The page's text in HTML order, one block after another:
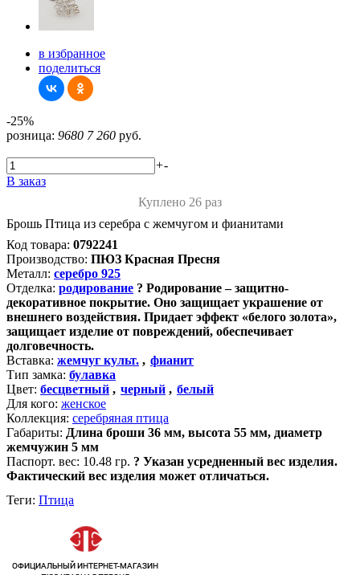
в избранное
поделиться
-25%
розница: 9680 7 260 руб.
+-
В заказ
Куплено 26 раз
Брошь Птица из серебра с жемчугом и фианитами
Код товара: 0792241
Производство: ПЮЗ Красная Пресня
Металл: серебро 925
Отделка: родирование ? Родирование – защитно-
декоративное покрытие. Оно защищает украшение от
внешнего воздействия. Придает эффект «белого золота»,
защищает изделие от повреждений, обеспечивает
долговечность.
Вставка: жемчуг культ. , фианит
Тип замка: булавка
Цвет: бесцветный , черный , белый
Для кого: женское
Коллекция: серебряная птица
Габариты: Длина броши 36 мм, высота 55 мм, диаметр
жемчужин 5 мм
Паспорт. вес: 10.48 гр. ? Указан усредненный вес изделия.
Фактический вес изделия может отличаться.
Теги: Птица